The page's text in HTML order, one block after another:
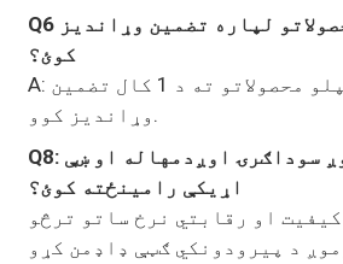
Q6 ایا تاسو د محصولاتو لپاره تضمین وړاندیز
کوئ؟
A: هو، موږ خپلو محصولاتو ته د 1 کال تضمین
وړاندیز کوو.
Q8: تاسو څنګه زموږ سوداګرۍ اوږدمهاله او ښې
اړیکې رامینځته کوئ؟
ښه کیفیت او رقابتي نرخ ساتو ترڅو